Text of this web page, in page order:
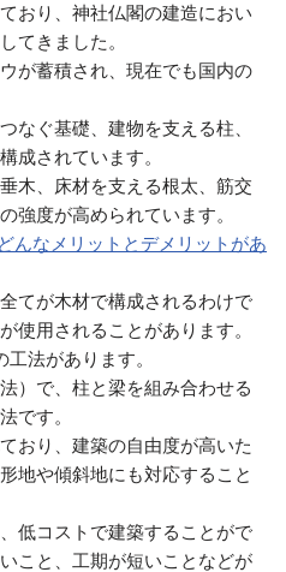
おり、神社仏閣の建造におい
てきました。
が蓄積され、現在でも国内の
なぐ基礎、建物を支える柱、
成されています。
木、床材を支える根太、筋交
強度が高められています。
んなメリットとデメリットがあ
てが木材で構成されるわけで
使用されることがあります。
法があります。
）で、柱と梁を組み合わせる
です。
おり、建築の自由度が高いた
地や傾斜地にも対応すること
低コストで建築することがで
こと、工期が短いことなどが